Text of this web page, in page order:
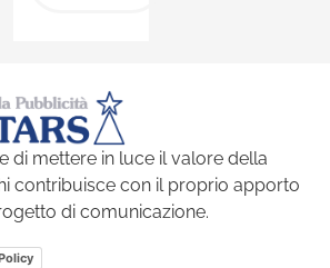
di mettere in luce il valore della
contribuisce con il proprio apporto
di comunicazione.